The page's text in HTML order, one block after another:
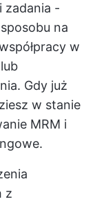
zadania -
na
w
Gdy już
w stanie
MRM i
z